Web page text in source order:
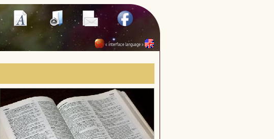
« interface language »